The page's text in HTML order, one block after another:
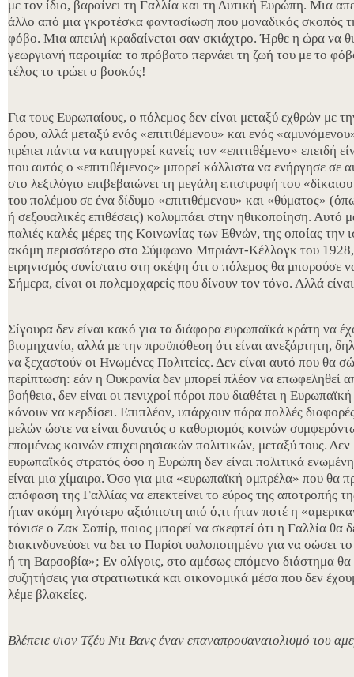
με τον ίδιο, βαραίνει τη Γαλλία και τη Δυτική Ευρώπη. Μια
άλλο από μια γκροτέσκα φαντασίωση που μοναδικός σκοπός
φόβο. Μια απειλή κραδαίνεται σαν σκιάχτρο. Ήρθε η ώρα να
γεωργιανή παροιμία: το πρόβατο περνάει τη ζωή του με το
τέλος το τρώει ο βοσκός!
Για τους Ευρωπαίους, ο πόλεμος δεν είναι μεταξύ εχθρών με
όρου, αλλά μεταξύ ενός «επιτιθέμενου» και ενός
πρέπει πάντα να κατηγορεί κανείς τον «επιτιθέμενο» επειδή
που αυτός ο «επιτιθέμενος» μπορεί κάλλιστα να ενήργησε σε
στο λεξιλόγιο επιβεβαιώνει τη μεγάλη επιστροφή του
του πολέμου σε ένα δίδυμο «επιτιθέμενου» και «θύματος»
ή σεξουαλικές επιθέσεις) κολυμπάει στην ηθικοποίηση. Αυτό
παλιές καλές μέρες της Κοινωνίας των Εθνών, της οποίας την
ακόμη περισσότερο στο Σύμφωνο Μπριάντ-Κέλλογκ του
ειρηνισμός συνίστατο στη σκέψη ότι ο πόλεμος θα μπορούσε
Σήμερα, είναι οι πολεμοχαρείς που δίνουν τον τόνο. Αλλά
Σίγουρα δεν είναι κακό για τα διάφορα ευρωπαϊκά κράτη να
βιομηχανία, αλλά με την προϋπόθεση ότι είναι ανεξάρτητη,
να ξεχαστούν οι Ηνωμένες Πολιτείες. Δεν είναι αυτό που θα
περίπτωση: εάν η Ουκρανία δεν μπορεί πλέον να επωφεληθεί
βοήθεια, δεν είναι οι πενιχροί πόροι που διαθέτει η
κάνουν να κερδίσει. Επιπλέον, υπάρχουν πάρα πολλές
μελών ώστε να είναι δυνατός ο καθορισμός κοινών
επομένως κοινών επιχειρησιακών πολιτικών, μεταξύ τους. Δεν
ευρωπαϊκός στρατός όσο η Ευρώπη δεν είναι πολιτικά
είναι μια χίμαιρα. Όσο για μια «ευρωπαϊκή ομπρέλα» που θα
απόφαση της Γαλλίας να επεκτείνει το εύρος της αποτροπής
ήταν ακόμη λιγότερο αξιόπιστη από ό,τι ήταν ποτέ η
τόνισε ο Ζακ Σαπίρ, ποιος μπορεί να σκεφτεί ότι η Γαλλία θα
διακινδυνεύσει να δει το Παρίσι υαλοποιημένο για να σώσει
ή τη Βαρσοβία»; Εν ολίγοις, στο αμέσως επόμενο διάστημα θα
συζητήσεις για στρατιωτικά και οικονομικά μέσα που δεν
λέμε βλακείες.
Βλέπετε στον Τζέυ Ντι Βανς έναν επαναπροσανατολισμό του